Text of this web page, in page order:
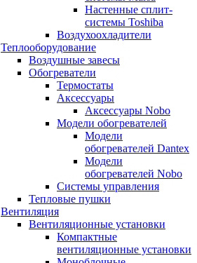
Настенные сплит-
системы Toshiba
Воздухоохладители
Теплооборудование
Воздушные завесы
Обогреватели
Термостаты
Аксессуары
Аксессуары Nobo
Модели обогревателей
Модели
обогревателей Dantex
Модели
обогревателей Nobo
Системы управления
Тепловые пушки
Вентиляция
Вентиляционные установки
Компактные
вентиляционные установки